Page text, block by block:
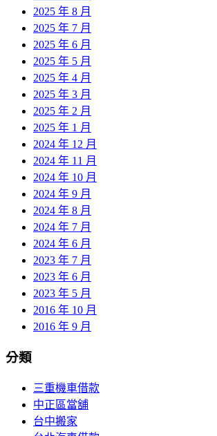
2025 年 8 月
2025 年 7 月
2025 年 6 月
2025 年 5 月
2025 年 4 月
2025 年 3 月
2025 年 2 月
2025 年 1 月
2024 年 12 月
2024 年 11 月
2024 年 10 月
2024 年 9 月
2024 年 8 月
2024 年 7 月
2024 年 6 月
2023 年 7 月
2023 年 6 月
2023 年 5 月
2016 年 10 月
2016 年 9 月
分類
三重機車借款
中正區當舖
台中搬家